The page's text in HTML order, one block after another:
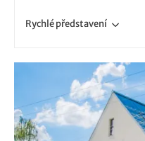
Rychlépředstavení